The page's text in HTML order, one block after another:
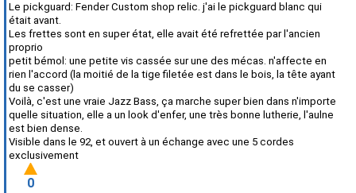
Le pickguard: Fender Custom shop relic. j'ai le pickguard blanc qui
était avant.
Les frettes sont en super état, elle avait été refrettée par l'ancien
proprio
petit bémol: une petite vis cassée sur une des mécas. n'affecte en
rien l'accord (la moitié de la tige filetée est dans le bois, la tête ayant
du se casser)
Voilà, c'est une vraie Jazz Bass, ça marche super bien dans n'importe
quelle situation, elle a un look d'enfer, une très bonne lutherie, l'aulne
est bien dense.
Visible dans le 92, et ouvert à un échange avec une 5 cordes
exclusivement
0